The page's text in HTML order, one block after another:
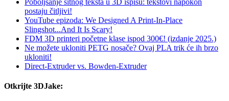
Poboljšanje sitnog teksta u 3D ispisu: tekstovi napokon
postaju čitljivi!
YouTube epizoda: We Designed A Print-In-Place
Slingshot...And It Is Scary!
FDM 3D printeri početne klase ispod 300€! (izdanje 2025.)
Ne možete ukloniti PETG nosače? Ovaj PLA trik će ih brzo
ukloniti!
Direct-Extruder vs. Bowden-Extruder
Otkrijte 3DJake: